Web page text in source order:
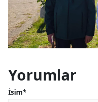
Yorumlar
İsim*